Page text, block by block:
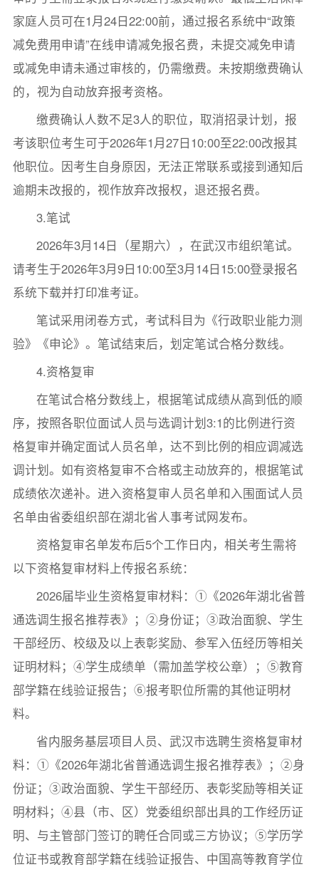
家庭人员可在1月24日22:00前，通过报名系统中“政策
减免费用申请”在线申请减免报名费，未提交减免申请
或减免申请未通过审核的，仍需缴费。未按期缴费确认
的，视为自动放弃报考资格。
缴费确认人数不足3人的职位，取消招录计划，报
考该职位考生可于2026年1月27日10:00至22:00改报其
他职位。因考生自身原因，无法正常联系或接到通知后
逾期未改报的，视作放弃改报权，退还报名费。
3.笔试
2026年3月14日（星期六），在武汉市组织笔试。
请考生于2026年3月9日10:00至3月14日15:00登录报名
系统下载并打印准考证。
笔试采用闭卷方式，考试科目为《行政职业能力测
验》《申论》。笔试结束后，划定笔试合格分数线。
4.资格复审
在笔试合格分数线上，根据笔试成绩从高到低的顺
序，按照各职位面试人员与选调计划3:1的比例进行资
格复审并确定面试人员名单，达不到比例的相应调减选
调计划。如有资格复审不合格或主动放弃的，根据笔试
成绩依次递补。进入资格复审人员名单和入围面试人员
名单由省委组织部在湖北省人事考试网发布。
资格复审名单发布后5个工作日内，相关考生需将
以下资格复审材料上传报名系统：
2026届毕业生资格复审材料：①《2026年湖北省普
通选调生报名推荐表》；②身份证；③政治面貌、学生
干部经历、校级及以上表彰奖励、参军入伍经历等相关
证明材料；④学生成绩单（需加盖学校公章）；⑤教育
部学籍在线验证报告；⑥报考职位所需的其他证明材
料。
省内服务基层项目人员、武汉市选聘生资格复审材
料：①《2026年湖北省普通选调生报名推荐表》；②身
份证；③政治面貌、学生干部经历、表彰奖励等相关证
明材料；④县（市、区）党委组织部出具的工作经历证
明、与主管部门签订的聘任合同或三方协议；⑤学历学
位证书或教育部学籍在线验证报告、中国高等教育学位